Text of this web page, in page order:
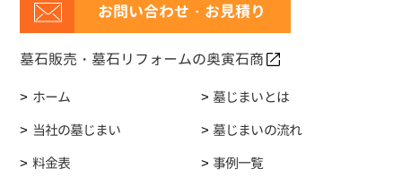
お問い合わせ・お見積り
墓石販売・墓石リフォームの奥寅石商
ホーム
墓じまいとは
当社の墓じまい
墓じまいの流れ
料金表
事例一覧